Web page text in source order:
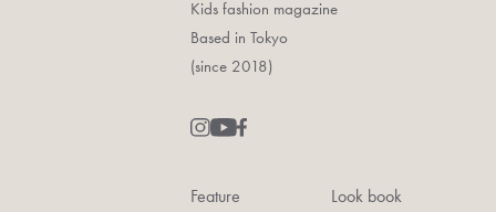
Kids fashion magazine
Based in Tokyo
(since 2018)
Feature Look book